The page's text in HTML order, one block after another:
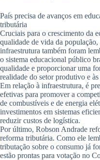
País precisa de avanços em
tributária
Cruciais para o crescimento da
qualidade de vida da população,
infraestrutura também foram
o sistema educacional público
qualidade e proporcionar uma
realidade do setor produtivo e
Em relação à infraestrutura, é
efetivas para promover a
de combustíveis e de energia
investimentos em sistemas
reduzir custos de logística.
Por último, Robson Andrade
reforma tributária. Como ele
tributação sobre o consumo já
estão prontas para votação no